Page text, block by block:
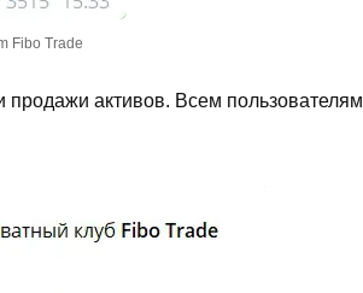
Fibo Trade
продажи активов. Всем пользователям